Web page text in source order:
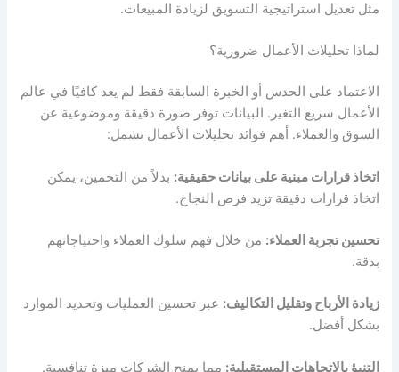
مثل تعديل استراتيجية التسويق لزيادة المبيعات.
لماذا تحليلات الأعمال ضرورية؟
الاعتماد على الحدس أو الخبرة السابقة فقط لم يعد كافيًا في عالم
الأعمال سريع التغير. البيانات توفر صورة دقيقة وموضوعية عن
السوق والعملاء. أهم فوائد تحليلات الأعمال تشمل:
اتخاذ قرارات مبنية على بيانات حقيقية: بدلاً من التخمين، يمكن
اتخاذ قرارات دقيقة تزيد فرص النجاح.
تحسين تجربة العملاء: من خلال فهم سلوك العملاء واحتياجاتهم
بدقة.
زيادة الأرباح وتقليل التكاليف: عبر تحسين العمليات وتحديد الموارد
بشكل أفضل.
التنبؤ بالاتجاهات المستقبلية: مما يمنح الشركات ميزة تنافسية.